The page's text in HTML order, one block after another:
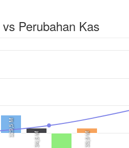
Perubahan Kas
129,5 M
34,5 M 33,9 M